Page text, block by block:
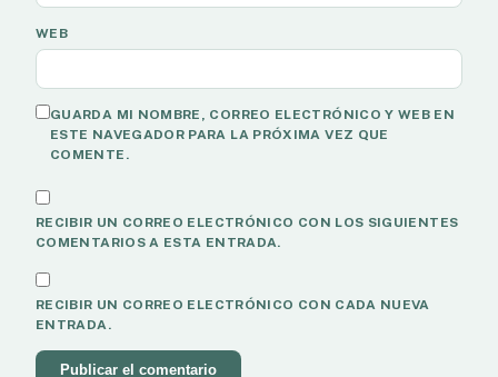
WEB
GUARDA MI NOMBRE, CORREO ELECTRÓNICO Y WEB EN
ESTE NAVEGADOR PARA LA PRÓXIMA VEZ QUE
COMENTE.
RECIBIR UN CORREO ELECTRÓNICO CON LOS SIGUIENTES
COMENTARIOS A ESTA ENTRADA.
RECIBIR UN CORREO ELECTRÓNICO CON CADA NUEVA
ENTRADA.